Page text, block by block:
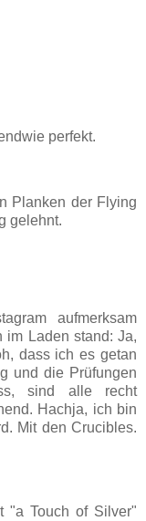
perfekt.
Planken der Flying
gelehnt.
aufmerksam
im Laden stand: Ja,
dass ich es getan
und die Prüfungen
sind alle recht
Hachja, ich bin
Mit den Crucibles.
"a Touch of Silver"